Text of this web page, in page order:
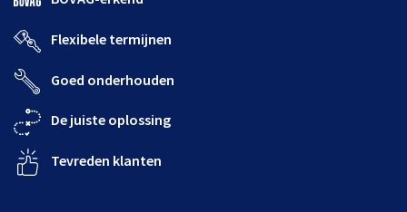
Flexibele termijnen
Goed onderhouden
De juiste oplossing
Tevreden klanten